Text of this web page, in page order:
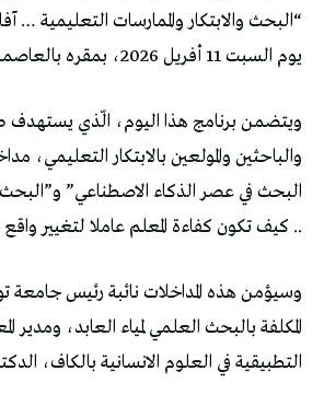
“البحث والابتكار والممارسات التعليمية
يوم السبت 11 أفريل 2026، بمقره بالعاصمة.
ويتضمن برنامج هذا اليوم، الّذي يستهدف
والباحثين والمولعين بالابتكار التعليمي،
البحث في عصر الذكاء الاصطناعي” و”البحث
.. كيف تكون كفاءة المعلم عاملا لتغيير واقع
وسيؤمن هذه المداخلات نائبة رئيس جامعة
المكلفة بالبحث العلمي لمياء العابد، ومدير
التطبيقية في العلوم الانسانية بالكاف،